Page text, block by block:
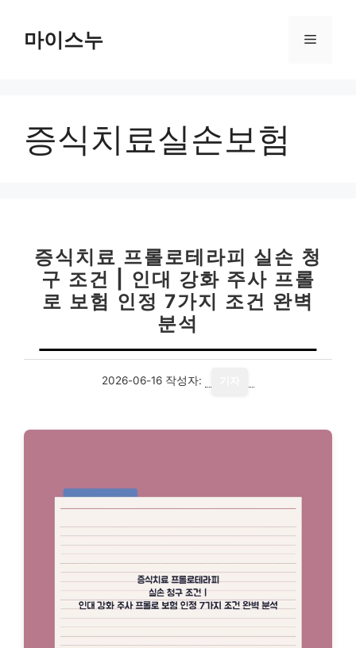
마이스누 메
증식치료실손보험
증식치료 프롤로테라피 실손 청
구 조건 | 인대 강화 주사 프롤
로 보험 인정 7가지 조건 완벽
분석
2026-06-16 작성자: